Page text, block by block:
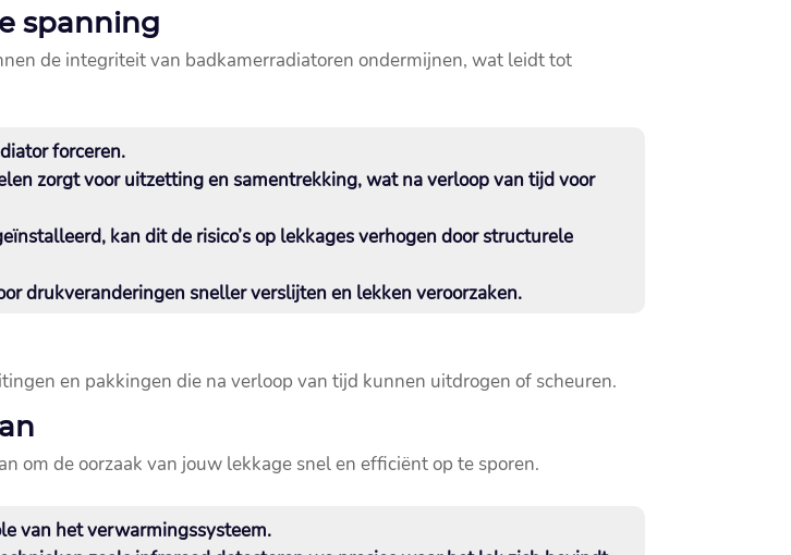
spanning
de integriteit van badkamerradiatoren ondermijnen, wat leidt tot
forceren.​
zorgt voor uitzetting en samentrekking, wat na verloop van tijd voor
kan dit de risico’s op lekkages verhogen door structurele
drukveranderingen sneller verslijten en lekken veroorzaken.​
en pakkingen die na verloop van tijd kunnen uitdrogen of scheuren.​
om de oorzaak van jouw lekkage snel en efficiënt op te sporen.​
van het verwarmingssysteem.​